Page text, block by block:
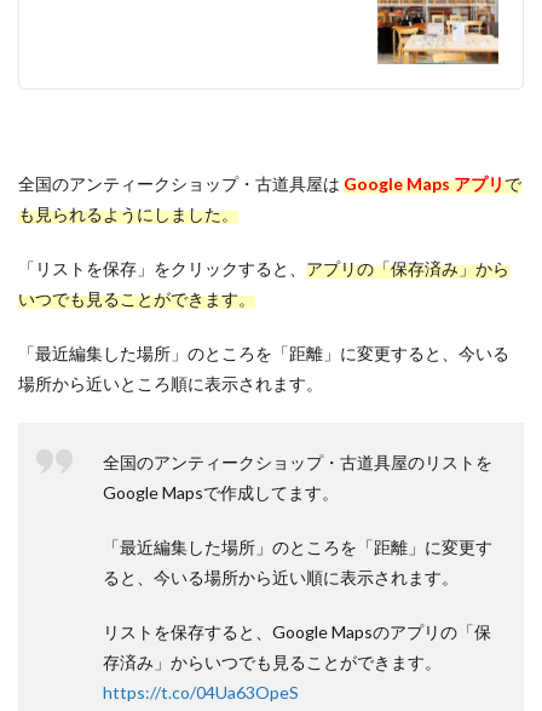
全国のアンティークショップ・古道具屋は Google Maps アプリで
も見られるようにしました。
「リストを保存」をクリックすると、 アプリの「保存済み」から
いつでも見ることができます。
「最近編集した場所」のところを「距離」に変更すると、今いる
場所から近いところ順に表示されます。
全国のアンティークショップ・古道具屋のリストを
Google Mapsで作成してます。
「最近編集した場所」のところを「距離」に変更す
ると、今いる場所から近い順に表示されます。
リストを保存すると、Google Mapsのアプリの「保
存済み」からいつでも見ることができます。
https://t.co/04Ua63OpeS